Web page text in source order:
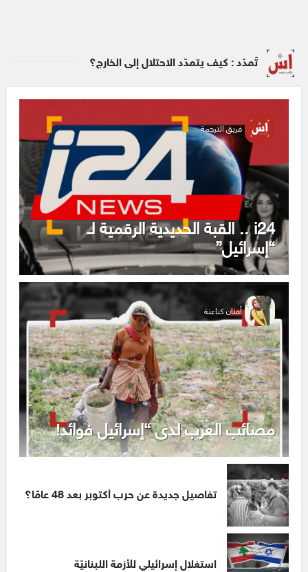
تَمدّد : كيف يتمدّد الاحتلال إلى الخارج؟
فريق الترجمة
i24 .. القبة الحديدية الرقمية لـ
“إسرائيل”
أفنان كناعنة
مصائب العرب لدى “إسرائيل فوائد!
تفاصيل جديدة عن حرب أكتوبر بعد 48 عامًا؟
استغلال إسرائيلي للأزمة اللبنانيّة